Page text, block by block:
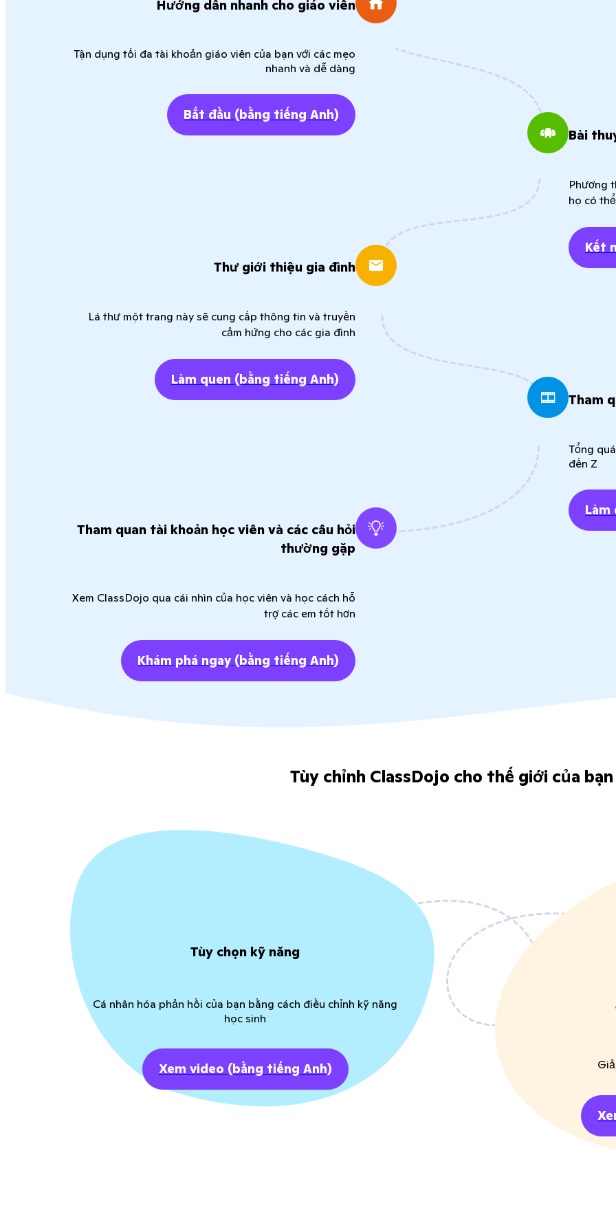
Hướng dẫn nhanh cho giáo viên
Tận dụng tối đa tài khoản giáo viên của bạn với các mẹo
nhanh và dễ dàng
Bắt đầu (bằng tiếng Anh)
Bài
Phương
họ có
Kết
Thư giới thiệu gia đình
Lá thư một trang này sẽ cung cấp thông tin và truyền
cảm hứng cho các gia đình
Làm quen (bằng tiếng Anh)
Tham
Tổng
đến Z
Tham quan tài khoản học viên và các câu hỏi
thường gặp
Xem ClassDojo qua cái nhìn của học viên và học cách hỗ
trợ các em tốt hơn
Khám phá ngay (bằng tiếng Anh)
Tùy chỉnh ClassDojo cho thế giới của bạn
Tùy chọn kỹ năng
Cá nhân hóa phản hồi của bạn bằng cách điều chỉnh kỹ năng
học sinh
Xem video (bằng tiếng Anh)